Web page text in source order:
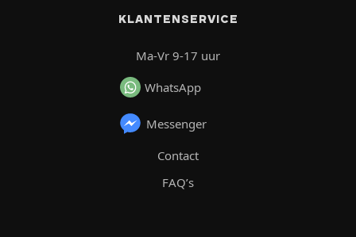
KLANTENSERVICE
Ma-Vr 9-17 uur
WhatsApp
Messenger
Contact
FAQ’s